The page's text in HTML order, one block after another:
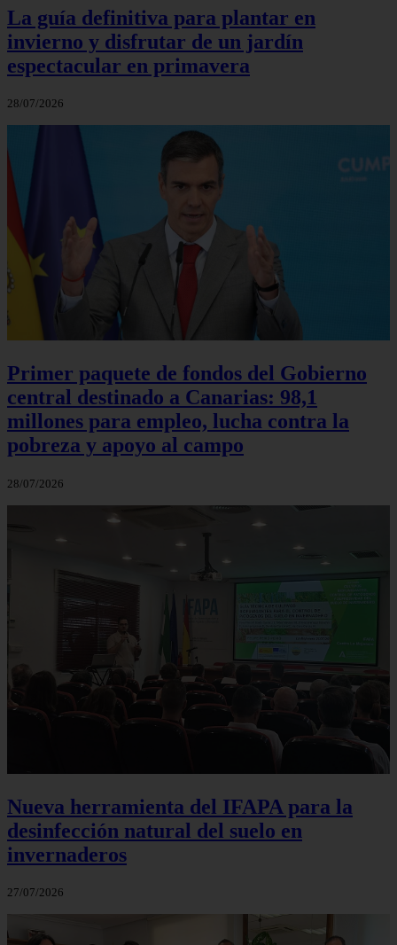
La guía definitiva para plantar en
invierno y disfrutar de un jardín
espectacular en primavera
28/07/2026
Primer paquete de fondos del Gobierno
central destinado a Canarias: 98,1
millones para empleo, lucha contra la
pobreza y apoyo al campo
28/07/2026
Nueva herramienta del IFAPA para la
desinfección natural del suelo en
invernaderos
27/07/2026